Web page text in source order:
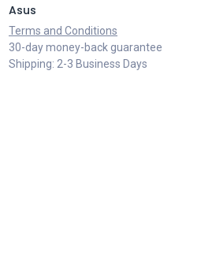
Asus
Terms and Conditions
30-day money-back guarantee
Shipping: 2-3 Business Days